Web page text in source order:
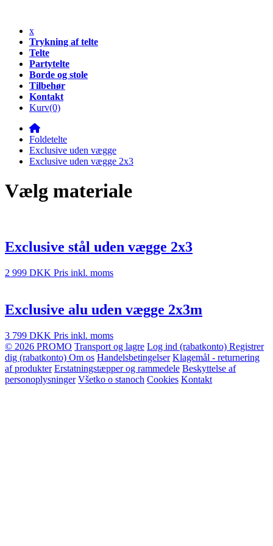
x
Trykning af telte
Telte
Partytelte
Borde og stole
Tilbehør
Kontakt
Kurv(0)
Foldetelte
Exclusive uden vægge
Exclusive uden vægge 2x3
Vælg materiale
Exclusive stål uden vægge 2x3
2 999 DKK Pris inkl. moms
Exclusive alu uden vægge 2x3m
3 799 DKK Pris inkl. moms
© 2026 PROMO Transport og lagre Log ind (rabatkonto) Registrer
dig (rabatkonto) Om os Handelsbetingelser Klagemål - returnering
af produkter Erstatningstæpper og rammedele Beskyttelse af
personoplysninger Všetko o stanoch Cookies Kontakt